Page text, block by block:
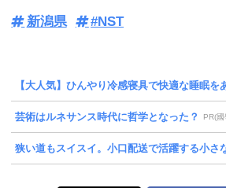
新潟県 #NST
【大人気】ひんやり冷感寝具で快適な睡眠を
芸術はルネサンス時代に哲学となった？ PR(
狭い道もスイスイ。小口配送で活躍する小さ